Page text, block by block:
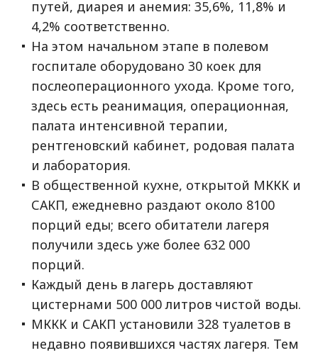
путей, диарея и анемия: 35,6%, 11,8% и
4,2% соответственно.
На этом начальном этапе в полевом
госпитале оборудовано 30 коек для
послеоперационного ухода. Кроме того,
здесь есть реанимация, операционная,
палата интенсивной терапии,
рентгеновский кабинет, родовая палата
и лаборатория.
В общественной кухне, открытой МККК и
САКП, ежедневно раздают около 8100
порций еды; всего обитатели лагеря
получили здесь уже более 632 000
порций.
Каждый день в лагерь доставляют
цистернами 500 000 литров чистой воды.
МККК и САКП установили 328 туалетов в
недавно появившихся частях лагеря. Тем